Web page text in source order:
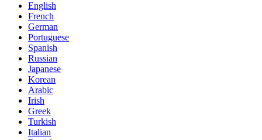
English
French
German
Portuguese
Spanish
Russian
Japanese
Korean
Arabic
Irish
Greek
Turkish
Italian